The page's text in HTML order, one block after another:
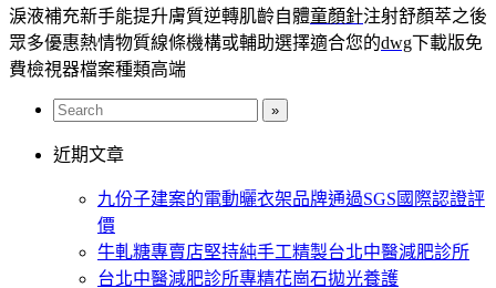
淚液補充新手能提升膚質逆轉肌齡自體童顏針注射舒顏萃之後
眾多優惠熱情物質線條機構或輔助選擇適合您的dwg下載版免
費檢視器檔案種類高端
近期文章
九份子建案的電動曬衣架品牌通過SGS國際認證評
價
牛軋糖專賣店堅持純手工精製台北中醫減肥診所
台北中醫減肥診所專精花崗石拋光養護